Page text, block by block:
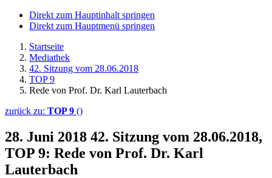
Direkt zum Hauptinhalt springen
Direkt zum Hauptmenü springen
Startseite
Mediathek
42. Sitzung vom 28.06.2018
TOP 9
Rede von Prof. Dr. Karl Lauterbach
zurück zu: TOP 9 ()
28. Juni 2018 42. Sitzung vom 28.06.2018,
TOP 9: Rede von Prof. Dr. Karl
Lauterbach